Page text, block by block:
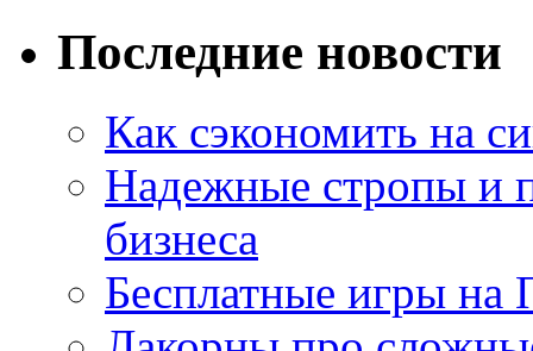
Последние новости
Как сэкономить на
Надежные стропы и
бизнеса
Бесплатные игры на